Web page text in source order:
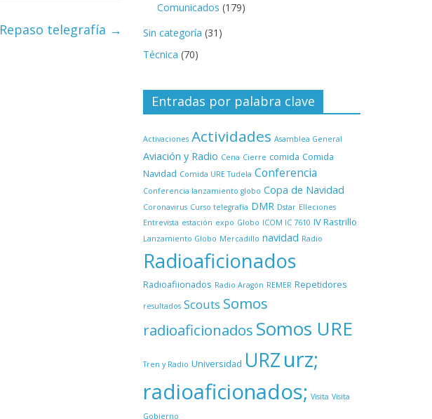
Repaso telegrafía →
Comunicados (179)
Sin categoría (31)
Técnica (70)
Entradas por palabra clave
Activaciones Actividades Asamblea General
Aviación y Radio Cena Cierre comida Comida
Navidad Comida URE Tudela Conferencia
Conferencia lanzamiento globo Copa de Navidad
Coronavirus Curso telegrafía DMR Dstar Elleciones
Entrevista estación expo Globo ICOM IC 7610 IV Rastrillo
Lanzamiento Globo Mercadillo navidad Radio
Radioaficionados
Radioafiionados Radio Aragón REMER Repetidores
resultados Scouts Somos
radioaficionados Somos URE
Tren y Radio Universidad URZurz;
radioaficionados; Visita Visita
Gobierno